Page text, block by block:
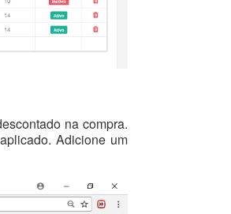
na compra.
Adicione um